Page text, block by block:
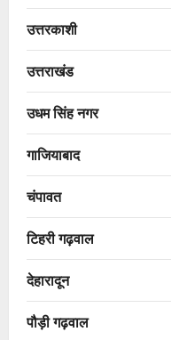
उत्तरकाशी
उत्तराखंड
उधम सिंह नगर
गाजियाबाद
चंपावत
टिहरी गढ़वाल
देहारादून
पौड़ी गढ़वाल